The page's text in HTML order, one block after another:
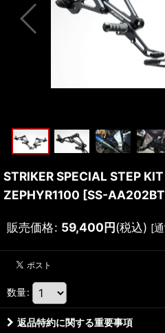
STRIKER SPECIAL STEP
ZEPHYR1100 [SS-AA202BT
販売価格: 59,400円(税込) [
数量:
返品特約に関する重要事項